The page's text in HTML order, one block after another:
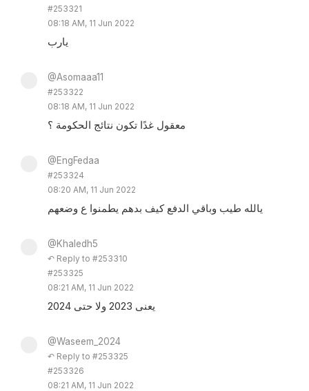
#253321
08:18 AM, 11 Jun 2022
يارب
@Asomaaa11
#253322
08:18 AM, 11 Jun 2022
معقول غدًا تكون نتائج الحكومة ؟
@EngFedaa
#253324
08:20 AM, 11 Jun 2022
يالله طيب وباقي الدفع كيف بدهم يطمنوا ع وضعهم
@Khaledh5
↶ Reply to #253310
#253325
08:21 AM, 11 Jun 2022
يعنى 2023 ولا حتى 2024
@Waseem_2024
↶ Reply to #253325
#253326
08:21 AM, 11 Jun 2022